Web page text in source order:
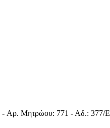
- Αρ. Μητρώου: 771 - Αδ.: 377/E